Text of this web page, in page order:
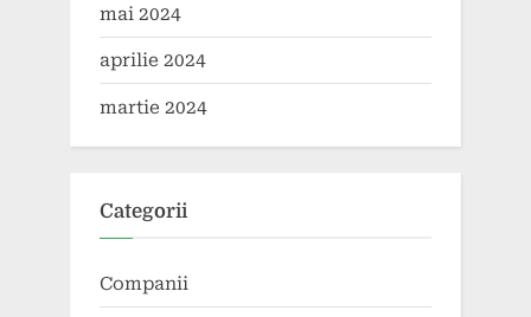
mai 2024
aprilie 2024
martie 2024
Categorii
Companii